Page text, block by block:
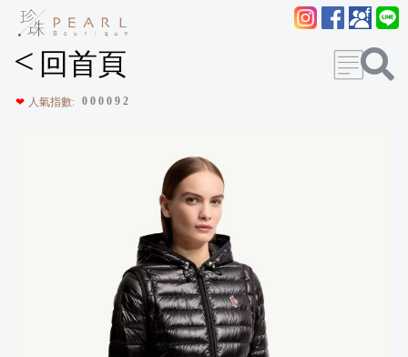
< 回首頁
❤ 人氣指數: 0 0 0 0 9 2